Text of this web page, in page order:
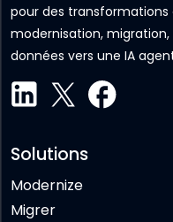
pour des transformations
modernisation,
données vers une IA
Solutions
Modernize
Migrer